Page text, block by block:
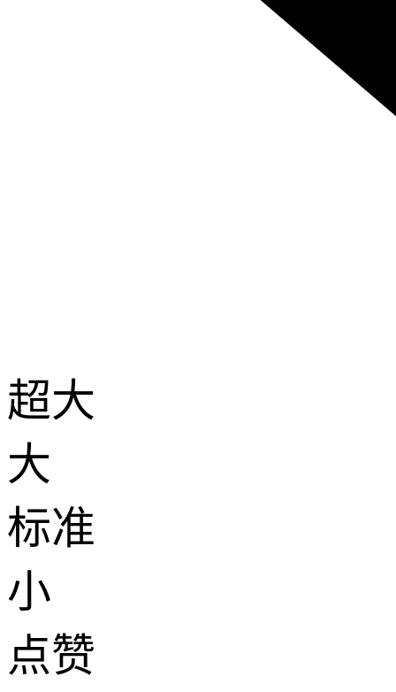
超大
大
标准
小
点赞